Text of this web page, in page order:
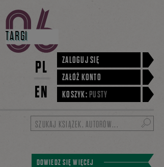
TARGI
PL
EN
ZALOGUJ SIĘ
ZAŁÓŻ KONTO
KOSZYK: PUSTY
DOWIEDZ SIĘ WIĘCEJ